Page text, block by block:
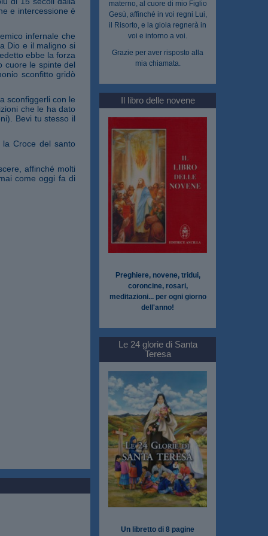
e intercessione è
infernale che
Dio e il maligno si
ebbe la forza
cuore le spinte del
sconfitto gridò
sconfiggerli con le
che le ha dato
Bevi tu stesso il
Croce del santo
affinché molti
come oggi fa di
materno, al cuore di mio Figlio
Gesù, affinché in voi regni Lui,
il Risorto, e la gioia regnerà in
voi e intorno a voi.
Grazie per aver risposto alla
mia chiamata.
Il libro delle novene
Preghiere, novene, tridui,
coroncine, rosari,
meditazioni... per ogni giorno
dell'anno!
Le 24 glorie di Santa
Teresa
Un libretto di 8 pagine